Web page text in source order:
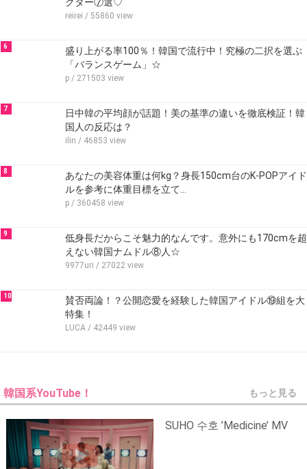
reirei / 55860 view
6
盛り上がる率100％！韓国で流行中！究極の二択を選ぶ
「バランスゲーム」☆
p / 271503 view
7
日中韓の平均顔が話題！美の基準の違いを徹底検証！韓
国人の反応は？
ilin / 46853 view
8
あなたの美容体重は何kg？身長150cm台のK-POPアイド
ルを参考に体重目標を立て…
p / 360458 view
9
低身長だからこそ魅力的なんです。意外にも170cmを超
えない韓国ナムドル⑧人☆
9977uri / 27022 view
10
賛否両論！？公開恋愛を経験した韓国アイドル⑲組を大
特集！
LUCA / 42449 view
韓国系YouTube！ もっと見る
SUHO 수호 ’Medicine’ MV